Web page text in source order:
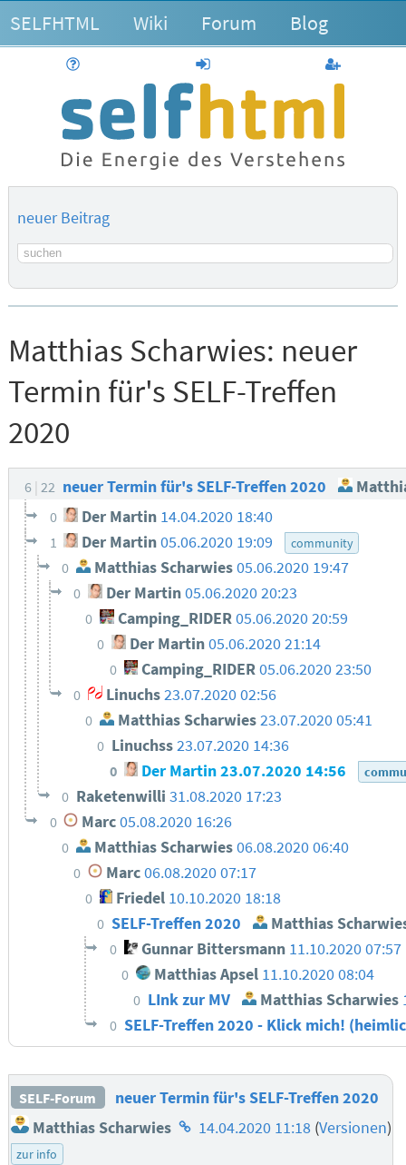
SELFHTML Wiki Forum Blog
anmelden
neuer Beitrag
Suchbegriff
Matthias Scharwies: neuer
Termin für's SELF-Treffen
2020
6 22 neuer Termin für's SELF-Treffen 2020
0 Der Martin 14.04.2020 18:40
1 Der Martin05.06.2020 19:09 community
0 Matthias Scharwies 05.06.2020 19:47
0 Der Martin05.06.2020 20:23
0 Camping_RIDER05.06.2020 20:59
0 Der Martin05.06.2020 21:14
0 Camping_RIDER05.06.2020 23:50
0 Linuchs23.07.2020 02:56
0 Matthias Scharwies23.07.2020 05:41
0 Linuchss23.07.2020 14:36
0 Der Martin23.07.2020 14:56
0 Raketenwilli 31.08.2020 17:23
0 Marc05.08.2020 16:26
0 Matthias Scharwies 06.08.2020 06:40
0 Marc06.08.2020 07:17
0 Friedel 10.10.2020 18:18
0 SELF-Treffen 2020 Matthias
0 Gunnar Bittersmann 11.10.2020 07:57
0 Matthias Apsel 11.10.2020 08:04
0 LInk zur MV Matthias Scharwies
0 SELF-Treffen 2020 - Klick mich!
SELF-Forum
neuer Termin für's SELF-Treffen 2020
Matthias Scharwies Homepage
14.04.2020 11:18 (Versionen)
zur info